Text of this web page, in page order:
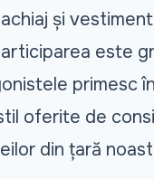
și
este
primesc
oferite de
din țară